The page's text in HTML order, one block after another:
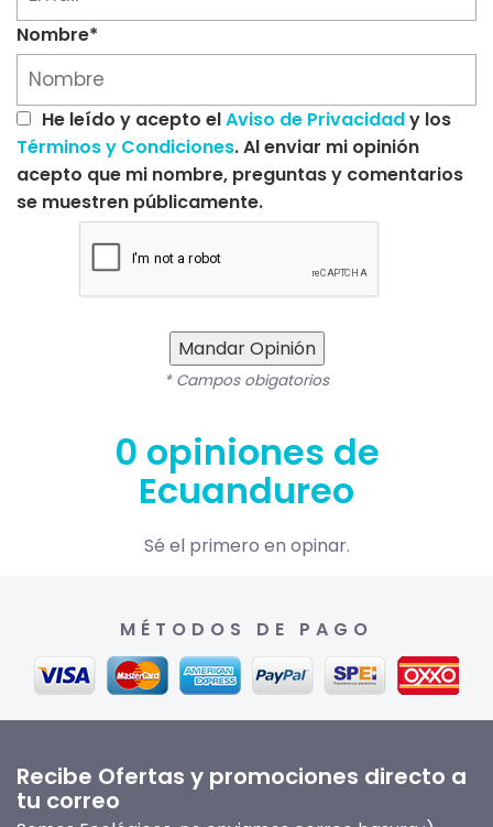
Nombre*
He leído y acepto elAviso de Privacidady los
Términos y Condiciones. Al enviar mi opinión
acepto que mi nombre, preguntas y comentarios
se muestren públicamente.
Mandar Opinión
* Campos obigatorios
0 opiniones de
Ecuandureo
Sé el primero en opinar.
MÉTODOS DE PAGO
Recibe Ofertas y promociones directo a
tu correo